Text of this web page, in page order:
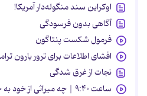
اوکراین سند منگوله‌دار آمریکا!
آگاهی بدون فرسودگی
فرمول شکست پنتاگون
افشای اطلاعات برای ترور بارون
نجات از غرق شدگی
ساعت ۹:۴۰ | چه میراثی از خود به جای گذاشت؟